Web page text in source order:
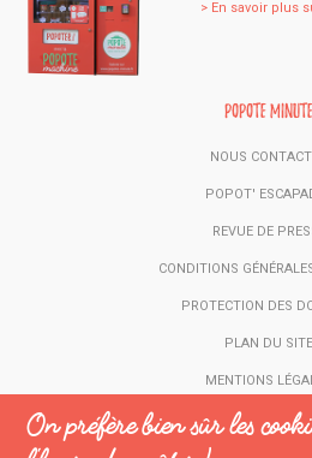
> En savoir plus
Popote Minute
NOUS
POPOT'
REVUE DE
CONDITIONS
PROTECTION DES
PLAN DU SITE
MENTIONS
Rejoignez les
On préfère bien sûr les